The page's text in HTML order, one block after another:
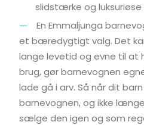
slidstærke og
En Emmaljunga
et bæredygtigt valg. Det
lange levetid og evne til at
brug, gør barnevognen
lade gå i arv. Så når dit
barnevognen, og ikke
sælge den igen og som